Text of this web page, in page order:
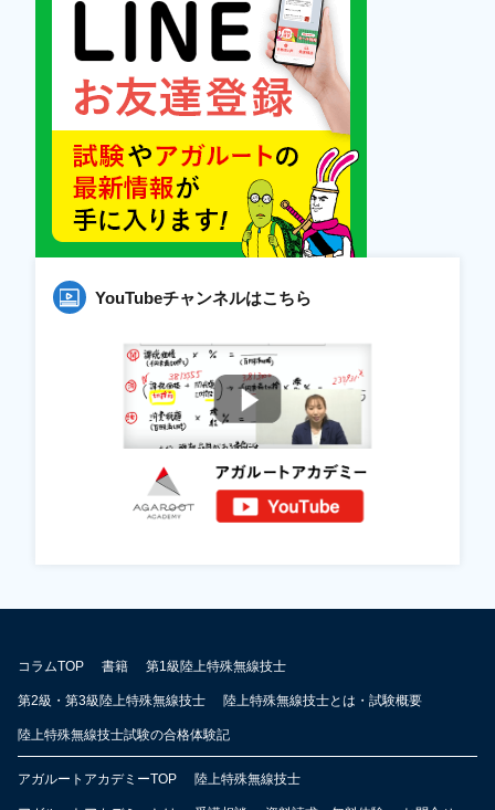
YouTubeチャンネルはこちら
コラムTOP 書籍 第1級陸上特殊無線技士
第2級・第3級陸上特殊無線技士 陸上特殊無線技士とは・試験概要
陸上特殊無線技士試験の合格体験記
アガルートアカデミーTOP 陸上特殊無線技士